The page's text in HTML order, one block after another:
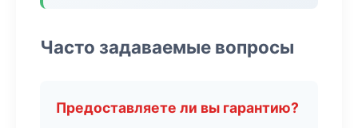
Часто задаваемые вопросы
Предоставляете ли вы гарантию?